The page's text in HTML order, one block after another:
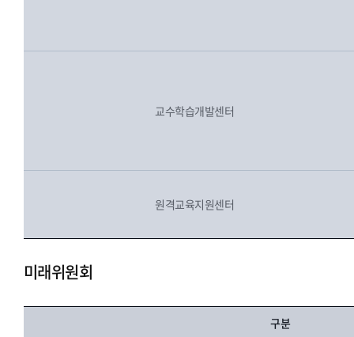
교수학습개발센터
원격교육지원센터
미래위원회
구분